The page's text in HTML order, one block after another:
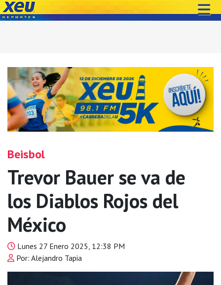
Beisbol
Trevor Bauer se va de
los Diablos Rojos del
México
Lunes 27 Enero 2025, 12:38 PM
Por: Alejandro Tapia